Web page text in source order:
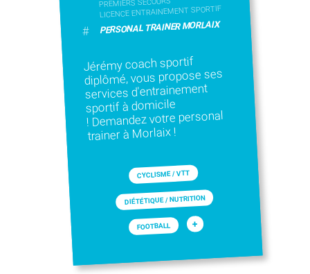
PREMIERS SECOURS
LICENCE ENTRAINEMENT SPORTIF
# PERSONAL TRAINER MORLAIX
Jérémy coach sportif
diplômé, vous propose ses
services d'entrainement
sportif à domicile
! Demandez votre personal
trainer à Morlaix !
CYCLISME / VTT
DIÉTÉTIQUE / NUTRITION
FOOTBALL +